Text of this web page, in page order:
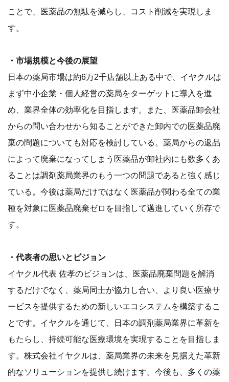
ことで、医薬品の無駄を減らし、コスト削減を実現しま
す。
・市場規模と今後の展望
日本の薬局市場は約6万2千店舗以上ある中で、イヤクルは
まず中小企業・個人経営の薬局をターゲットに導入を進
め、業界全体の効率化を目指します。また、医薬品卸会社
からの問い合わせから知ることができた卸内での医薬品廃
棄の問題についても対応を検討している。薬局からの返品
によって廃棄になってしまう医薬品が卸社内にも数多くあ
ることは調剤薬局業界のもう一つの問題であると強く感じ
ている。今後は薬局だけではなく医薬品が関わる全ての業
種を対象に医薬品廃棄ゼロを目指して邁進していく所存で
す。
・代表者の思いとビジョン
イヤクル代表 佐孝のビジョンは、医薬品廃棄問題を解消
するだけでなく、薬局同士が協力し合い、より良い医療サ
ービスを提供するための新しいエコシステムを構築するこ
とです。イヤクルを通じて、日本の調剤薬局業界に革新を
もたらし、持続可能な医療環境を実現することを目指しま
す。株式会社イヤクルは、薬局業界の未来を見据えた革新
的なソリューションを提供し続けます。今後も、多くの薬